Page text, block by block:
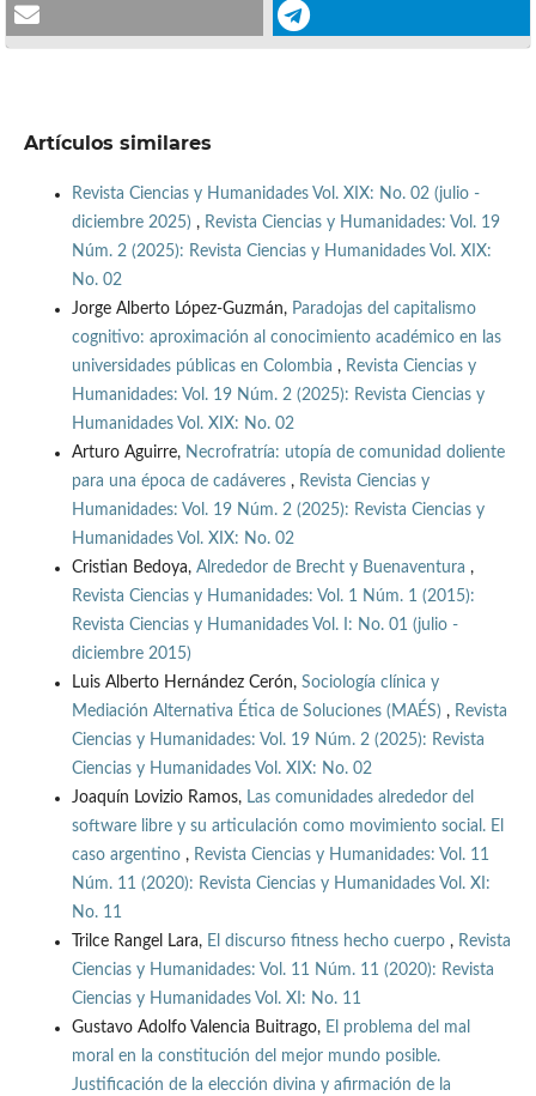
Artículos similares
Revista Ciencias y Humanidades Vol. XIX: No. 02 (julio -
diciembre 2025) , Revista Ciencias y Humanidades: Vol. 19
Núm. 2 (2025): Revista Ciencias y Humanidades Vol. XIX:
No. 02
Jorge Alberto López-Guzmán, Paradojas del capitalismo
cognitivo: aproximación al conocimiento académico en las
universidades públicas en Colombia , Revista Ciencias y
Humanidades: Vol. 19 Núm. 2 (2025): Revista Ciencias y
Humanidades Vol. XIX: No. 02
Arturo Aguirre, Necrofratría: utopía de comunidad doliente
para una época de cadáveres , Revista Ciencias y
Humanidades: Vol. 19 Núm. 2 (2025): Revista Ciencias y
Humanidades Vol. XIX: No. 02
Cristian Bedoya, Alrededor de Brecht y Buenaventura ,
Revista Ciencias y Humanidades: Vol. 1 Núm. 1 (2015):
Revista Ciencias y Humanidades Vol. I: No. 01 (julio -
diciembre 2015)
Luis Alberto Hernández Cerón, Sociología clínica y
Mediación Alternativa Ética de Soluciones (MAÉS) , Revista
Ciencias y Humanidades: Vol. 19 Núm. 2 (2025): Revista
Ciencias y Humanidades Vol. XIX: No. 02
Joaquín Lovizio Ramos, Las comunidades alrededor del
software libre y su articulación como movimiento social. El
caso argentino , Revista Ciencias y Humanidades: Vol. 11
Núm. 11 (2020): Revista Ciencias y Humanidades Vol. XI:
No. 11
Trilce Rangel Lara, El discurso fitness hecho cuerpo , Revista
Ciencias y Humanidades: Vol. 11 Núm. 11 (2020): Revista
Ciencias y Humanidades Vol. XI: No. 11
Gustavo Adolfo Valencia Buitrago, El problema del mal
moral en la constitución del mejor mundo posible.
Justificación de la elección divina y afirmación de la